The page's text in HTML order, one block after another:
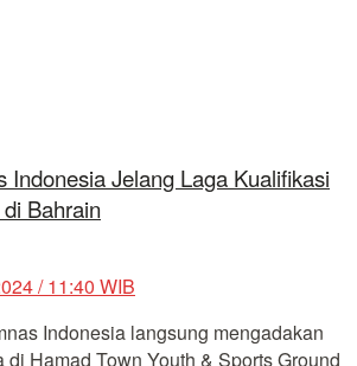
Indonesia Jelang Laga Kualifikasi
Bahrain
/ 11:40 WIB
Indonesia langsung mengadakan
Hamad Town Youth & Sports Ground